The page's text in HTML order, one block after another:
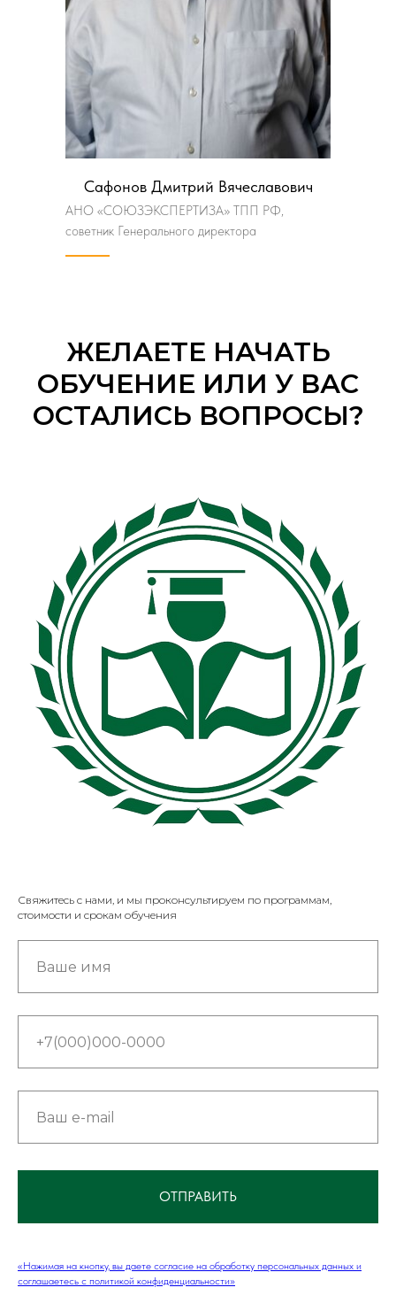
Сафонов Дмитрий Вячеславович
АНО «СОЮЗЭКСПЕРТИЗА» ТПП РФ,
советник Генерального директора
ЖЕЛАЕТЕ НАЧАТЬ
ОБУЧЕНИЕ ИЛИ У ВАС
ОСТАЛИСЬ ВОПРОСЫ?
Свяжитесь с нами, и мы проконсультируем по программам,
стоимости и срокам обучения
ОТПРАВИТЬ
«Нажимая на кнопку, вы даете согласие на обработку персональных данных и
соглашаетесь c политикой конфиденциальности»